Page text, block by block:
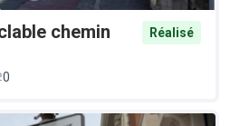
chemin
Réalisé
0